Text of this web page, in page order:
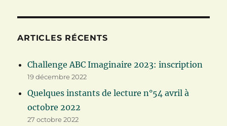
ARTICLES RÉCENTS
Challenge ABC Imaginaire 2023: inscription
19 décembre 2022
Quelques instants de lecture n°54 avril à
octobre 2022
27 octobre 2022